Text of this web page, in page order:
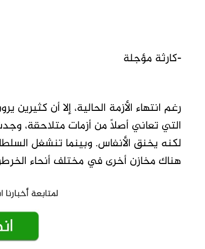
-كارثة مؤجلة
رغم انتهاء الأزمة الحالية، إلا أن
التي تعاني أصلًا من أزمات متلاحقة،
لكنه يخنق الأنفاس. وبينما تنشغل
هناك مخازن أخرى في مختلف أنحاء